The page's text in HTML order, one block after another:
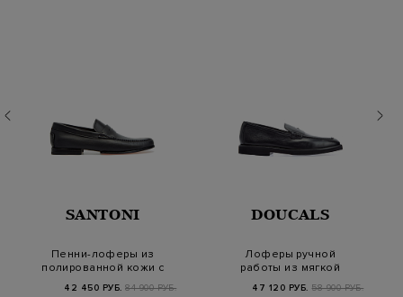
SANTONI
Пенни-лоферы из
полированной кожи с
42 450 РУБ. 84 900 РУБ.
DOUCALS
Лоферы ручной
работы из мягкой
47 120 РУБ. 58 900 РУБ.